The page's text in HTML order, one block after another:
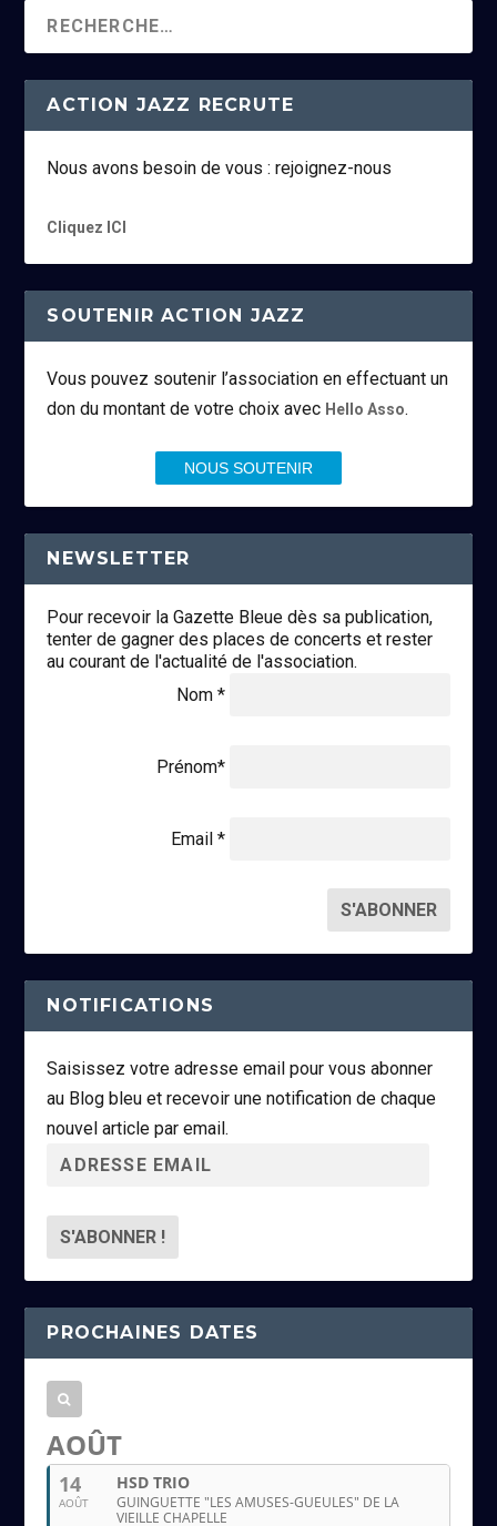
ACTION JAZZ RECRUTE
Nous avons besoin de vous : rejoignez-nous
Cliquez ICI
SOUTENIR ACTION JAZZ
Vous pouvez soutenir l’association en effectuant un
don du montant de votre choix avec Hello Asso.
NOUS SOUTENIR
NEWSLETTER
Pour recevoir la Gazette Bleue dès sa publication,
tenter de gagner des places de concerts et rester
au courant de l'actualité de l'association.
Nom *
Prénom*
Email *
NOTIFICATIONS
Saisissez votre adresse email pour vous abonner
au Blog bleu et recevoir une notification de chaque
nouvel article par email.
r
s
s
e
m
i
PROCHAINES DATES
AOÛT
14
AOÛT
HSD TRIO
GUINGUETTE "LES AMUSES-GUEULES" DE LA
VIEILLE CHAPELLE